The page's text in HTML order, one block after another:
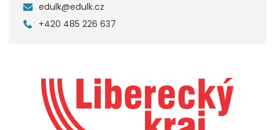
edulk@edulk.cz
+420 485 226 637